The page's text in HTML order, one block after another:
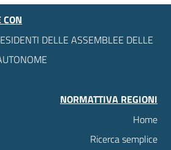
DELLE ASSEMBLEE DELLE
NORMATTIVA REGIONI
Home
Ricerca semplice